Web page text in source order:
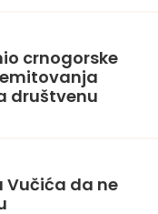
crnogorske
društvenu
Vučića da ne